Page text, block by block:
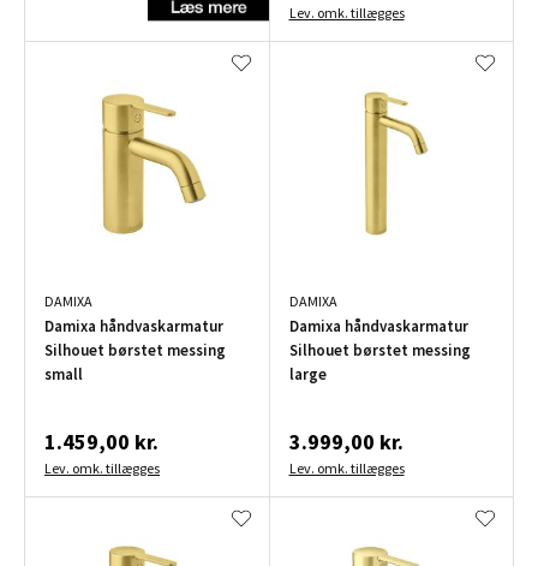
Lev. omk. tillægges
DAMIXA
Damixa håndvaskarmatur
Silhouet børstet messing
small
1.459,00 kr.
Lev. omk. tillægges
DAMIXA
Damixa håndvaskarmatur
Silhouet børstet messing
large
3.999,00 kr.
Lev. omk. tillægges